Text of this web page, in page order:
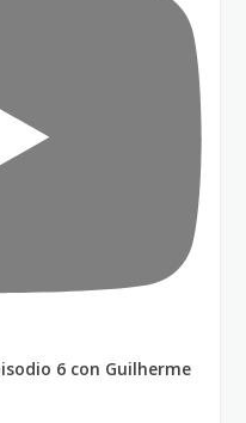
6 con Guilherme